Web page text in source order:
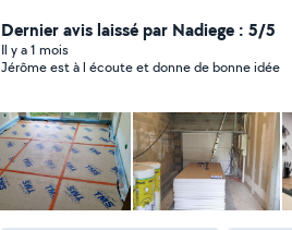
me tiens à votre disposition pour plus de
renseignements.
Dernier avis laissé par Nadiege : 5/5
Il y a 1 mois
Jérôme est à l écoute et donne de bonne idée